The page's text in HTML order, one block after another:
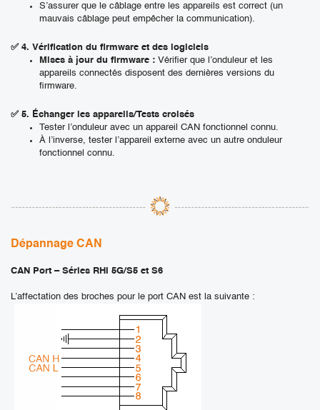
S’assurer que le câblage entre les appareils est correct (un
mauvais câblage peut empêcher la communication).
✅ 4. Vérification du firmware et des logiciels
Mises à jour du firmware : Vérifier que l’onduleur et les
appareils connectés disposent des dernières versions du
firmware.
✅ 5. Échanger les appareils/Tests croisés
Tester l’onduleur avec un appareil CAN fonctionnel connu.
À l’inverse, tester l’appareil externe avec un autre onduleur
fonctionnel connu.
Dépannage CAN
CAN Port – Séries RHI 5G/S5 et S6
L’affectation des broches pour le port CAN est la suivante :